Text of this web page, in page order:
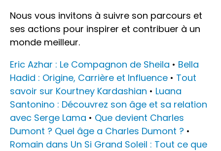
Nous vous invitons à suivre son parcours et
ses actions pour inspirer et contribuer à un
monde meilleur.
Eric Azhar : Le Compagnon de Sheila • Bella
Hadid : Origine, Carrière et Influence • Tout
savoir sur Kourtney Kardashian • Luana
Santonino : Découvrez son âge et sa relation
avec Serge Lama • Que devient Charles
Dumont ? Quel âge a Charles Dumont ? •
Romain dans Un Si Grand Soleil : Tout ce que